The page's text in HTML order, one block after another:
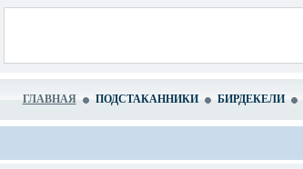
ГЛАВНАЯ ПОДСТАКАННИКИ БИРДЕКЕЛИ